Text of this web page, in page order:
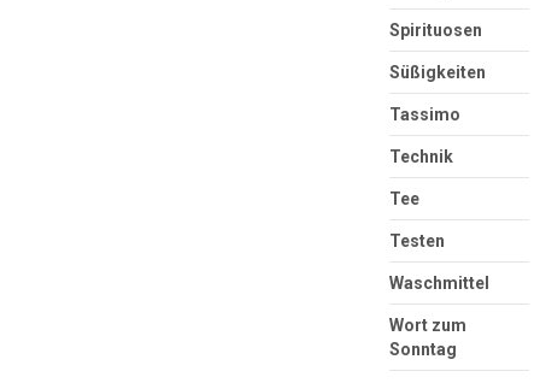
Spirituosen
Süßigkeiten
Tassimo
Technik
Tee
Testen
Waschmittel
Wort zum
Sonntag